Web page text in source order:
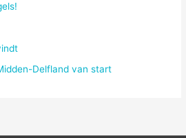
Delfland van start